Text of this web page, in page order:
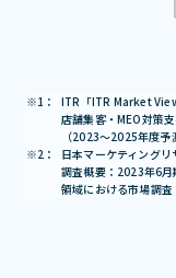
ITR「ITR Market
店舗集客・MEO対策
（2023～2025年度予
日本マーケティング
調査概要：2023年6
領域における市場調査